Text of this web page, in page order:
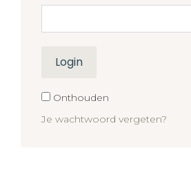
Login
Onthouden
Je wachtwoord vergeten?